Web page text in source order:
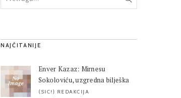
NAJČITANIJE
Enver Kazaz: Mirnesu
Sokoloviću, uzgredna bilješka
(SIC!) REDAKCIJA